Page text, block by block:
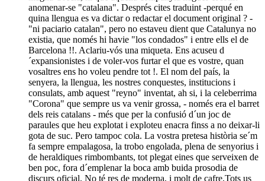
anomenar-se "catalana". Després cites traduint -perqué en
quina llengua es va dictar o redactar el document original ? -
"ni paciario catalan", pero no estaveu dient que Catalunya no
existia, que només hi havie "los condados" i entre ells el de
Barcelona !!. Aclariu-vós una miqueta. Ens acuseu d
´expansionistes i de voler-vos furtar el que es vostre, quan
vosaltres ens ho voleu pendre tot !. El nom del país, la
senyera, la llengua, les nostres conquestes, institucions i
consulats, amb aquest "reyno" inventat, ah si, i la celeberrima
"Corona" que sempre us va venir grossa, - només era el barret
dels reis catalans - més que per la confusió d´un joc de
paraules que heu explotat i exploteu enacra finss a no deixar-li
gota de suc. Pero tampoc cola. La vostra pretesa història se´m
fa sempre empalagosa, la trobo engolada, plena de senyorius i
de heraldiques rimbombants, tot plegat eines que serveixen de
ben poc, fora d´emplenar la boca amb buida prosodia de
discurs oficial. No té res de moderna, i molt de cafre.Tots us